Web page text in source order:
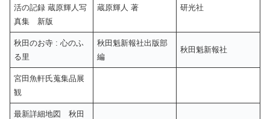
活の記録 蔵原輝人写
真集 新版
蔵原輝人 著 研光社
秋田のお寺 : 心のふ
る里
秋田魁新報社出版部
編
秋田魁新報社
宮田魚軒氏蒐集品展
観
最新詳細地図 秋田